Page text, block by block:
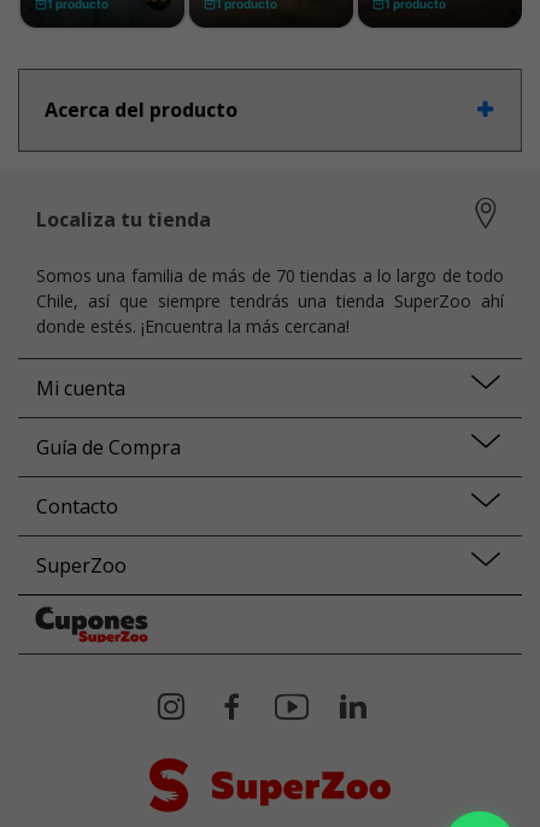
Acerca del producto
Localiza tu tienda
Somos una familia de más de 70 tiendas a lo largo de todo
Chile, así que siempre tendrás una tienda SuperZoo ahí
donde estés. ¡Encuentra la más cercana!
Mi cuenta
Guía de Compra
Contacto
SuperZoo